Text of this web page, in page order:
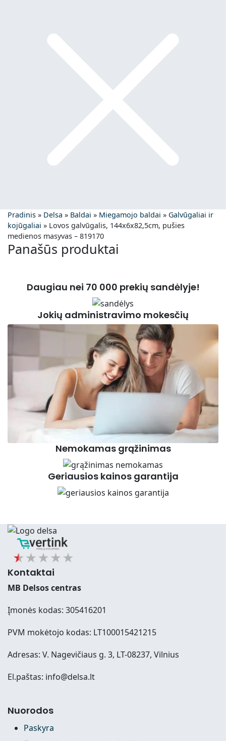
Pradinis » Delsa » Baldai » Miegamojo baldai » Galvūgaliai ir
kojūgaliai » Lovos galvūgalis, 144x6x82,5cm, pušies
medienos masyvas – 819170
Panašūs produktai
Daugiau nei 70 000 prekių sandėlyje!
Jokių administravimo mokesčių
Nemokamas grąžinimas
Geriausios kainos garantija
Kontaktai
MB Delsos centras
Įmonės kodas: 305416201
PVM mokėtojo kodas: LT100015421215
Adresas: V. Nagevičiaus g. 3, LT-08237, Vilnius
El.paštas: info@delsa.lt
Nuorodos
Paskyra